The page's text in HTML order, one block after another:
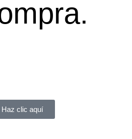
Haz clic aquí